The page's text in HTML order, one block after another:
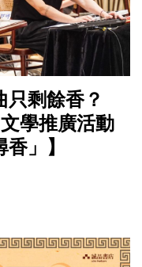
只剩餘香？
學推廣活動
」】